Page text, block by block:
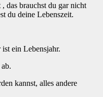
das brauchst du gar nicht
du deine Lebenszeit.
ein Lebensjahr.
kannst, alles andere